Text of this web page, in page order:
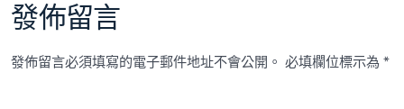
發佈留言
發佈留言必須填寫的電子郵件地址不會公開。 必填欄位標示為*